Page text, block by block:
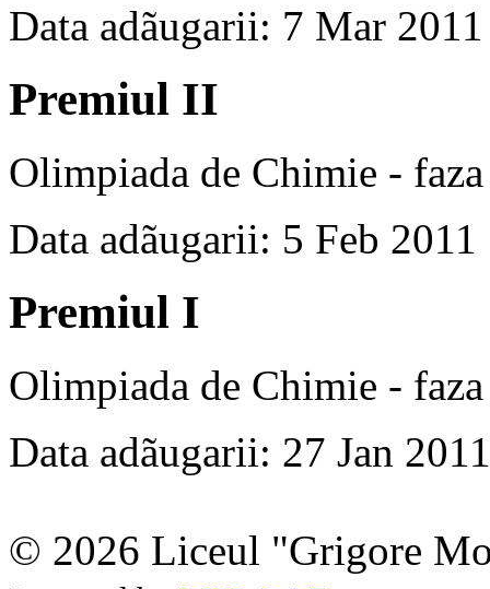
Data adãugarii: 7 Mar 2011
Premiul II
Olimpiada de Chimie -
Data adãugarii: 5 Feb 2011
Premiul I
Olimpiada de Chimie -
Data adãugarii: 27 Jan 2011
© 2026 Liceul "Grigore